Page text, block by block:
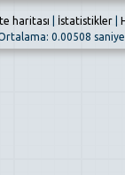
haritası İstatistikler|
0.00508 saniye